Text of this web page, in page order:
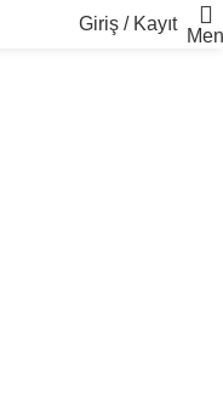
Giriş / Kayıt